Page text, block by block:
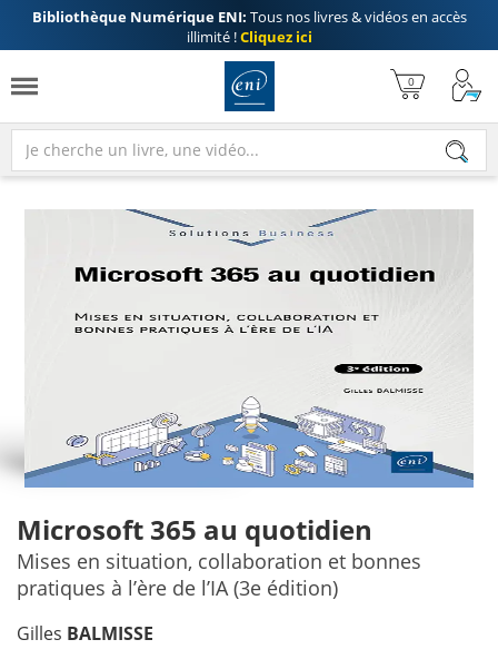
Bibliothèque Numérique ENI: Tous nos livres & vidéos en accès
illimité !Cliquez ici
Microsoft 365 au quotidien
Mises en situation, collaboration et bonnes
pratiques à l’ère de l’IA (3e édition)
Gilles BALMISSE